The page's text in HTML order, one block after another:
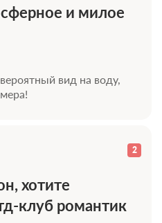
и милое
вид на воду,
2
хотите
клуб романтик